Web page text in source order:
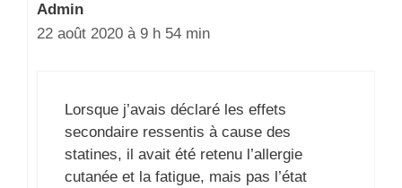
Admin
22 août 2020 à 9 h 54 min
Lorsque j’avais déclaré les effets
secondaire ressentis à cause des
statines, il avait été retenu l’allergie
cutanée et la fatigue, mais pas l’état